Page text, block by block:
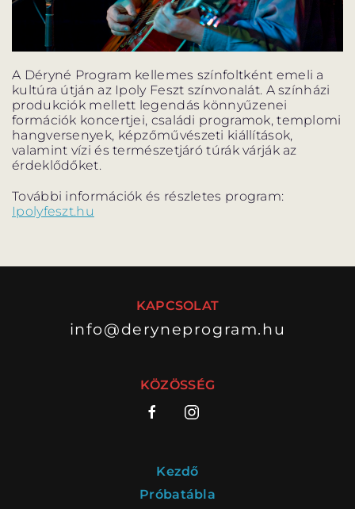
A Déryné Program kellemes színfoltként emeli a
kultúra útján az Ipoly Feszt színvonalát. A színházi
produkciók mellett legendás könnyűzenei
formációk koncertjei, családi programok, templomi
hangversenyek, képzőművészeti kiállítások,
valamint vízi és természetjáró túrák várják az
érdeklődőket.
További információk és részletes program:
Ipolyfeszt.hu
KAPCSOLAT
info@deryneprogram.hu
KÖZÖSSÉG
Kezdő
Próbatábla